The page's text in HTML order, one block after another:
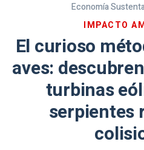
Economía
IMPACTO
El curioso
aves:
turbinas
serpientes